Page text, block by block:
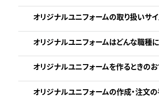
オリジナルユニフォームの取り扱いサイ
オリジナルユニフォームはどんな職種
オリジナルユニフォームを作るときの
オリジナルユニフォームの作成・注文の